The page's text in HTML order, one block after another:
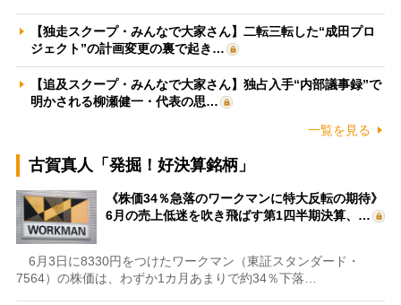
【独走スクープ・みんなで大家さん】二転三転した“成田プロ
ジェクト”の計画変更の裏で起き…
【追及スクープ・みんなで大家さん】独占入手“内部議事録”で
明かされる柳瀬健一・代表の思…
一覧を見る
古賀真人「発掘！好決算銘柄」
《株価34％急落のワークマンに特大反転の期待》
6月の売上低迷を吹き飛ばす第1四半期決算、…
6月3日に8330円をつけたワークマン（東証スタンダード・
7564）の株価は、わずか1カ月あまりで約34％下落…